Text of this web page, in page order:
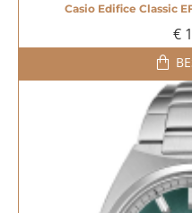
Casio Edifice Classic
€